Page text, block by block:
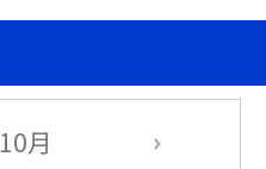
10月